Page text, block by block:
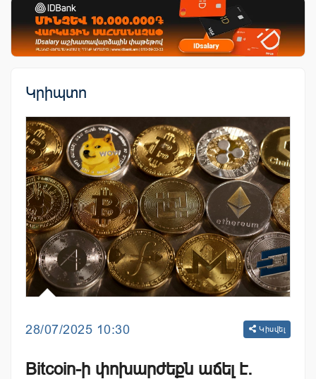
Կրիպտո
28/07/2025 10:30 Կիսվել
Bitcoin-ի փոխարժեքն աճել է.